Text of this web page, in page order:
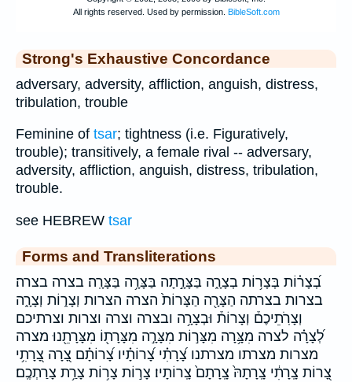
Strong's Exhaustive Concordance
adversary, adversity, affliction, anguish, distress,
tribulation, trouble
Feminine of tsar; tightness (i.e. Figuratively,
trouble); transitively, a female rival -- adversary,
adversity, affliction, anguish, distress, tribulation,
trouble.
see HEBREW tsar
Forms and Transliterations
בְ֝צָר֗וֹת בְּצָר֥וֹת בְצָרָ֑ה בַּצָּרָ֣תָה בַּצָּרָ֥ה בַּצָּרָֽה׃ בצרה בצרה׃
בצרות בצרתה הַצָּרָ֖ה הַצָּרוֹת֙ הצרה הצרות וְצָר֑וֹת וְצָרָ֑ה
וְצָרֹֽתֵיכֶם֒ וְצָרוֹת֒ וּבְצָרָ֥ה ובצרה וצרה וצרות וצרתיכם
לְ֝צָרָ֗ה לצרה מִצָּ֥רָה מִצָּר֣וֹת מִצָּרָ֣ה מִצָּרָת֖וֹ מִצָּרָתֵ֖נוּ מצרה
מצרות מצרתו מצרתנו צָ֝רָתִ֗י צָ֝רוֹתָ֗יו צָ֝רוֹתָ֗ם צָ֭רָה צָ֭רָתִ֥י
צָ֭רוֹת צָֽרָתִ֔י צָֽרָתָהּ֙ צָֽרָתָם֙ צָֽרוֹתָיו׃ צָר֣וֹת צָר֥וֹת צָרַ֥ת צָרַתְכֶֽם׃